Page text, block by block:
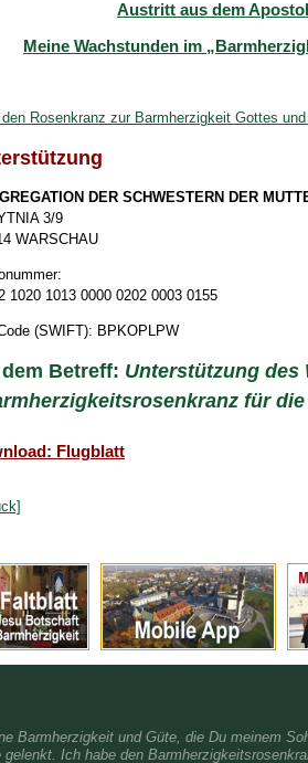
Austritt aus dem
Meine Wachstunden im
den Rosenkranz zur Barmherzigkeit Gottes
DER SCHWESTERN DER
3/9
WARSCHAU
1020 1013 0000 0202 0003 0155
(SWIFT): BPKOPLPW
Betreff: Unterstützung des
für die
Flugblatt
Barmherzigkeit und Güte, die Du meinem
Ich habe den